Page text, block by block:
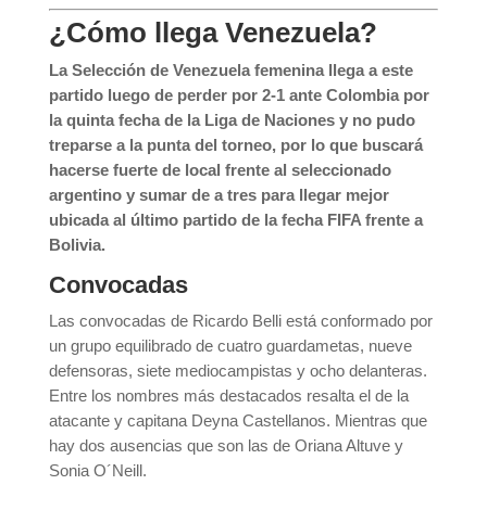
¿Cómo llega Venezuela?
La Selección de Venezuela femenina llega a este
partido luego de perder por 2-1 ante Colombia por
la quinta fecha de la Liga de Naciones y no pudo
treparse a la punta del torneo, por lo que buscará
hacerse fuerte de local frente al seleccionado
argentino y sumar de a tres para llegar mejor
ubicada al último partido de la fecha FIFA frente a
Bolivia.
Convocadas
Las convocadas de Ricardo Belli está conformado por
un grupo equilibrado de cuatro guardametas, nueve
defensoras, siete mediocampistas y ocho delanteras.
Entre los nombres más destacados resalta el de la
atacante y capitana Deyna Castellanos. Mientras que
hay dos ausencias que son las de Oriana Altuve y
Sonia O´Neill.